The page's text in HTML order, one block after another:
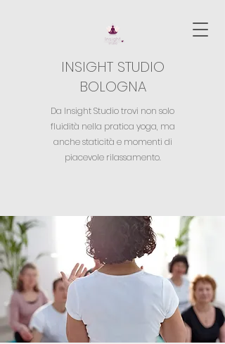
INSIGHT STUDIO
BOLOGNA
Da Insight Studio trovi non solo
fluidità nella pratica yoga, ma
anche staticità e momenti di
piacevole rilassamento.